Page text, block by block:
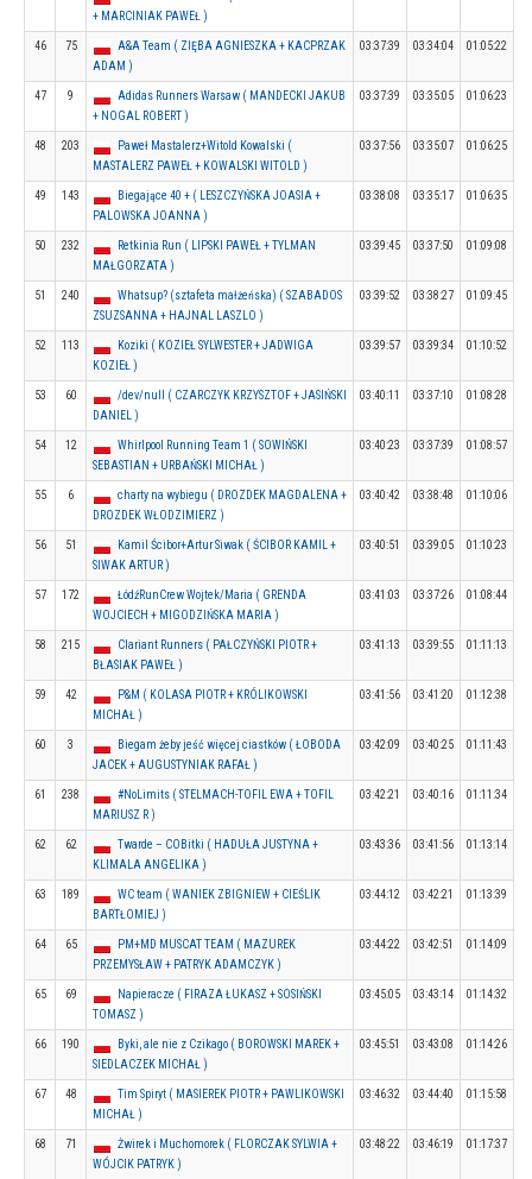
+ MARCINIAK PAWEŁ )
46 75
A&A Team ( ZIĘBA AGNIESZKA + KACPRZAK
ADAM )
03:37:39 03:34:04 01:05:22
47 9
Adidas Runners Warsaw ( MANDECKI JAKUB
+ NOGAL ROBERT )
03:37:39 03:35:05 01:06:23
48 203
Paweł Mastalerz+Witold Kowalski (
MASTALERZ PAWEŁ + KOWALSKI WITOLD )
03:37:56 03:35:07 01:06:25
49 143
Biegające 40 + ( LESZCZYŃSKA JOASIA +
PALOWSKA JOANNA )
03:38:08 03:35:17 01:06:35
50 232
Retkinia Run ( LIPSKI PAWEŁ + TYLMAN
MAŁGORZATA )
03:39:45 03:37:50 01:09:08
51 240
Whatsup? (sztafeta małżeńska) ( SZABADOS
ZSUZSANNA + HAJNAL LASZLO )
03:39:52 03:38:27 01:09:45
52 113
Koziki ( KOZIEŁ SYLWESTER + JADWIGA
KOZIEŁ )
03:39:57 03:39:34 01:10:52
53 60
/dev/null ( CZARCZYK KRZYSZTOF + JASIŃSKI
DANIEL )
03:40:11 03:37:10 01:08:28
54 12
Whirlpool Running Team 1 ( SOWIŃSKI
SEBASTIAN + URBAŃSKI MICHAŁ )
03:40:23 03:37:39 01:08:57
55 6
charty na wybiegu ( DROZDEK MAGDALENA +
DROZDEK WŁODZIMIERZ )
03:40:42 03:38:48 01:10:06
56 51
Kamil Ścibor+Artur Siwak ( ŚCIBOR KAMIL +
SIWAK ARTUR )
03:40:51 03:39:05 01:10:23
57 172
ŁódźRunCrew Wojtek/Maria ( GRENDA
WOJCIECH + MIGODZIŃSKA MARIA )
03:41:03 03:37:26 01:08:44
58 215
Clariant Runners ( PAŁCZYŃSKI PIOTR +
BŁASIAK PAWEŁ )
03:41:13 03:39:55 01:11:13
59 42
P&M ( KOLASA PIOTR + KRÓLIKOWSKI
MICHAŁ )
03:41:56 03:41:20 01:12:38
60 3
Biegam żeby jeść więcej ciastków ( ŁOBODA
JACEK + AUGUSTYNIAK RAFAŁ )
03:42:09 03:40:25 01:11:43
61 238
#NoLimits ( STELMACH-TOFIL EWA + TOFIL
MARIUSZ R )
03:42:21 03:40:16 01:11:34
62 62
Twarde – COBitki ( HADUŁA JUSTYNA +
KLIMALA ANGELIKA )
03:43:36 03:41:56 01:13:14
63 189
WC team ( WANIEK ZBIGNIEW + CIEŚLIK
BARTŁOMIEJ )
03:44:12 03:42:21 01:13:39
64 65
PM+MD MUSCAT TEAM ( MAZUREK
PRZEMYSŁAW + PATRYK ADAMCZYK )
03:44:22 03:42:51 01:14:09
65 69
Napieracze ( FIRAZA ŁUKASZ + SOSIŃSKI
TOMASZ )
03:45:05 03:43:14 01:14:32
66 190
Byki, ale nie z Czikago ( BOROWSKI MAREK +
SIEDLACZEK MICHAŁ )
03:45:51 03:43:08 01:14:26
67 48
Tim Spiryt ( MASIEREK PIOTR + PAWLIKOWSKI
MICHAŁ )
03:46:32 03:44:40 01:15:58
68 71
Żwirek i Muchomorek ( FLORCZAK SYLWIA +
WÓJCIK PATRYK )
03:48:22 03:46:19 01:17:37